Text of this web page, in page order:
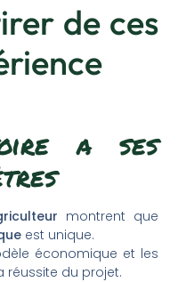
de ces
a ses
montrent que
est unique.
économique et les
réussite du projet.